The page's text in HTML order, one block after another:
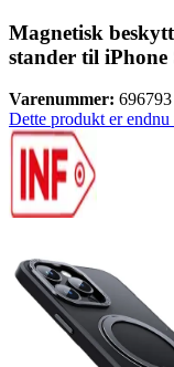
Magnetisk
stander til iPhone
Varenummer: 696793
Dette produkt er